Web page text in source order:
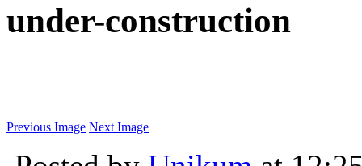
under-construction
Previous Image Next Image